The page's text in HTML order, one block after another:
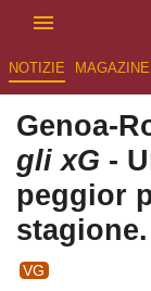
NOTIZIE MAGAZINE
Genoa-
gli xG -
peggior
VG